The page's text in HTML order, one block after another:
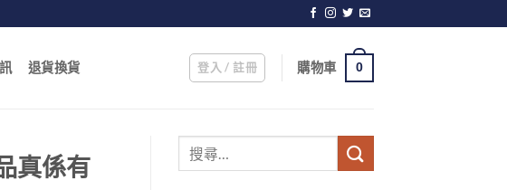
退貨換貨 登入 / 註冊 購物車 0
真係有